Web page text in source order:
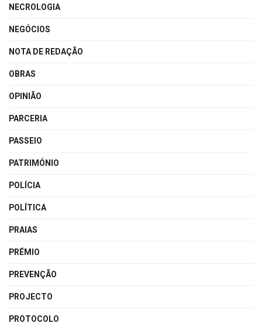
NECROLOGIA
NEGÓCIOS
NOTA DE REDAÇÃO
OBRAS
OPINIÃO
PARCERIA
PASSEIO
PATRIMÓNIO
POLÍCIA
POLÍTICA
PRAIAS
PRÉMIO
PREVENÇÃO
PROJECTO
PROTOCOLO